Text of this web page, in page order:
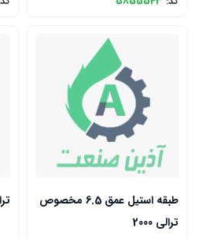
طبقه استیل عمق 6.5 مخصوص
ترالی 2000